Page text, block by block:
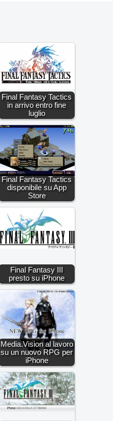
Final Fantasy Tactics
in arrivo entro fine
luglio
Final Fantasy Tactics
disponibile su App
Store
Final Fantasy III
presto su iPhone
Media.Vision al lavoro
su un nuovo RPG per
iPhone